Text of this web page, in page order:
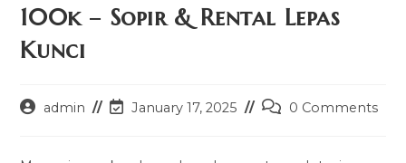
100k – Sopir & Rental Lepas
Kunci
Postadmin
PostJanuary 17, 2025
Post0 Comments